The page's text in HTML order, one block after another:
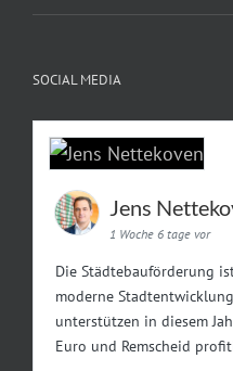
SOCIAL MEDIA
Jens
1 Woche 6 tage vor
Die Städtebauförderung
moderne
unterstützen in diesem
Euro und Remscheid